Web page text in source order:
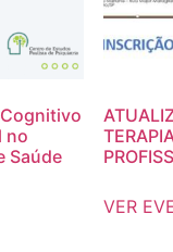
no
Saúde
VER